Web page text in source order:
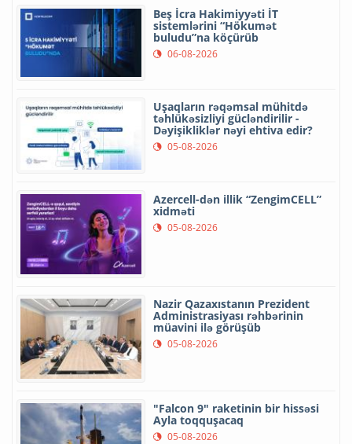
Beş İcra Hakimiyyəti İT
sistemlərini “Hökumət
buludu”na köçürüb
06-08-2026
Uşaqların rəqəmsal mühitdə
təhlükəsizliyi gücləndirilir -
Dəyişikliklər nəyi ehtiva edir?
05-08-2026
Azercell-dən illik “ZengimCELL”
xidməti
05-08-2026
Nazir Qazaxıstanın Prezident
Administrasiyası rəhbərinin
müavini ilə görüşüb
05-08-2026
"Falcon 9" raketinin bir hissəsi
Ayla toqquşacaq
05-08-2026